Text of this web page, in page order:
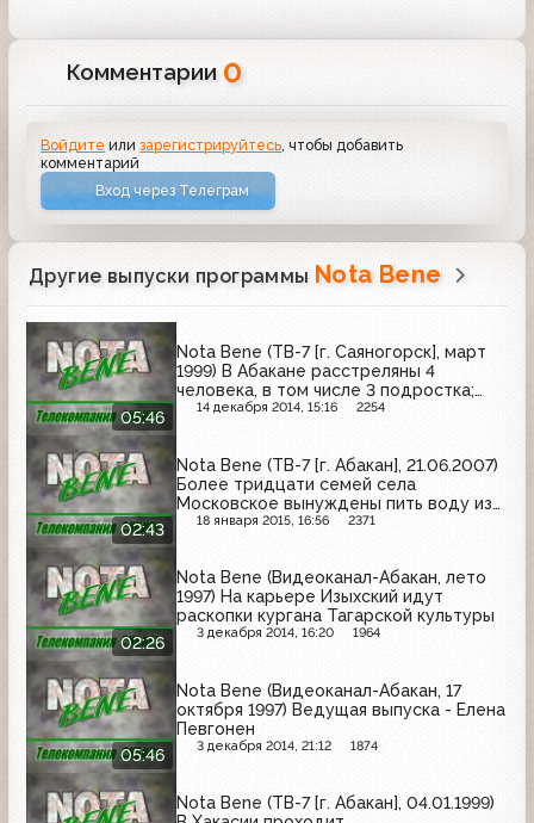
Комментарии 0
Войдите илизарегистрируйтесь , чтобы добавить
комментарий
Вход через Телеграм
Другие выпуски программы Nota Bene
05:46
Nota Bene (ТВ-7 [г. Саяногорск], март
1999) В Абакане расстреляны 4
человека, в том числе 3 подростка;
погашена многомесячная
14 декабря 2014, 15:16 2254
02:43
Nota Bene (ТВ-7 [г. Абакан], 21.06.2007)
Более тридцати семей села
Московское вынуждены пить воду из
ближайшей речки
18 января 2015, 16:56 2371
02:26
Nota Bene (Видеоканал-Абакан, лето
1997) На карьере Изыхский идут
раскопки кургана Тагарской культуры
3 декабря 2014, 16:20 1964
05:46
Nota Bene (Видеоканал-Абакан, 17
октября 1997) Ведущая выпуска - Елена
Певгонен
3 декабря 2014, 21:12 1874
Nota Bene (ТВ-7 [г. Абакан], 04.01.1999)